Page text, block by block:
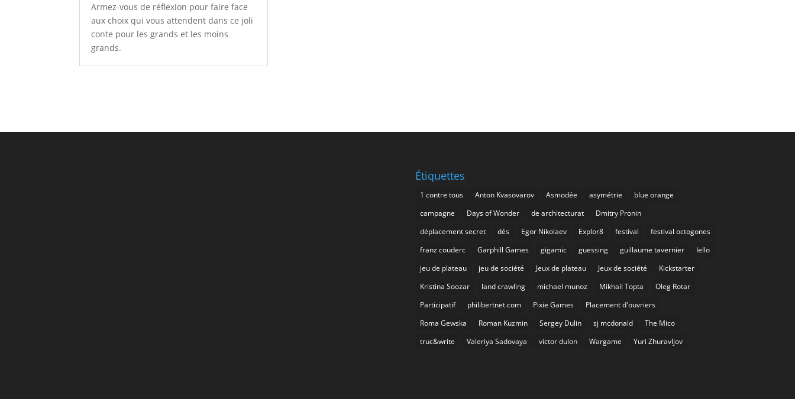
Armez-vous de réflexion pour faire face
aux choix qui vous attendent dans ce joli
conte pour les grands et les moins
grands.
Étiquettes
1 contre tous Anton Kvasovarov Asmodée asymétrie
blue orange
campagne
Days of Wonder de architecturat
Dmitry Pronin
déplacement secret
dés Egor Nikolaev Explor8 festival
festival octogones
franz couderc
Garphill Games gigamic guessing guillaume tavernier
Iello
jeu de plateau
jeu de société Jeux de plateau Jeux de société
Kickstarter
Kristina Soozar
land crawling michael munoz Mikhail Topta
Oleg Rotar
Participatif
philibertnet.com Pixie Games
Placement d'ouvriers
Roma Gewska
Roman Kuzmin Sergey Dulin sj mcdonald
The Mico
truc&write
Valeriya Sadovaya victor dulon Wargame Yuri Zhuravljov